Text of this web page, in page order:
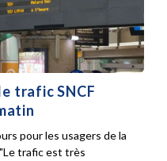
trafic SNCF
pour les usagers de la
trafic est très